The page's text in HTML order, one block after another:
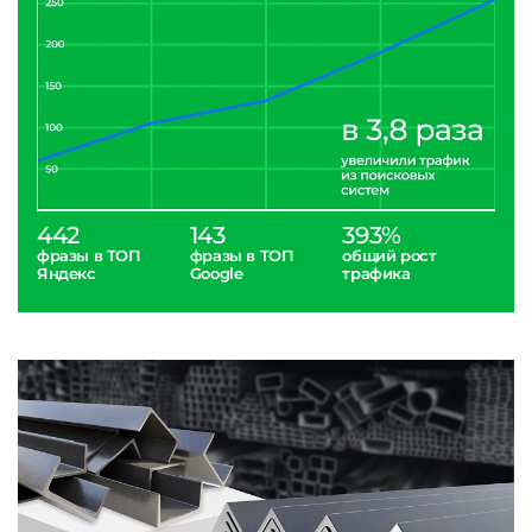
442
фразы в ТОП
Яндекс
143
фразы в ТОП
Google
393%
общий рост
трафика